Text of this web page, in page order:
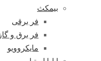
بیمکث
فر برقی
فر برق و گاز
مایکروویو